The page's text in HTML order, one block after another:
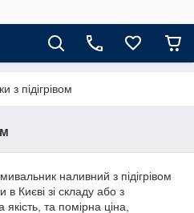
з підігрівом
наливний з підігрівом
Києві зі складу або з
та помірна ціна,